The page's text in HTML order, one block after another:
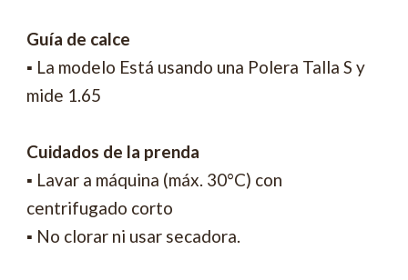
Guía de calce
▪ La modelo Está usando una Polera Talla S y
mide 1.65
Cuidados de la prenda
▪ Lavar a máquina (máx. 30°C) con
centrifugado corto
▪ No clorar ni usar secadora.